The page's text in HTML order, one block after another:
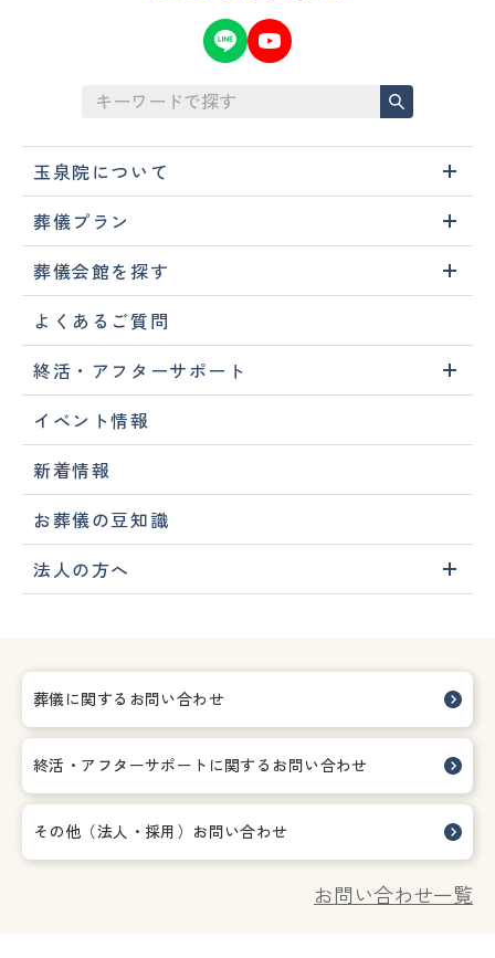
玉泉院について
葬儀プラン
葬儀会館を探す
よくあるご質問
終活・アフターサポート
イベント情報
新着情報
お葬儀の豆知識
法人の方へ
葬儀に関するお問い合わせ
終活・アフターサポートに関する お問い合わせ
その他（法人・採用）お問い合わせ
お問い合わせ一覧